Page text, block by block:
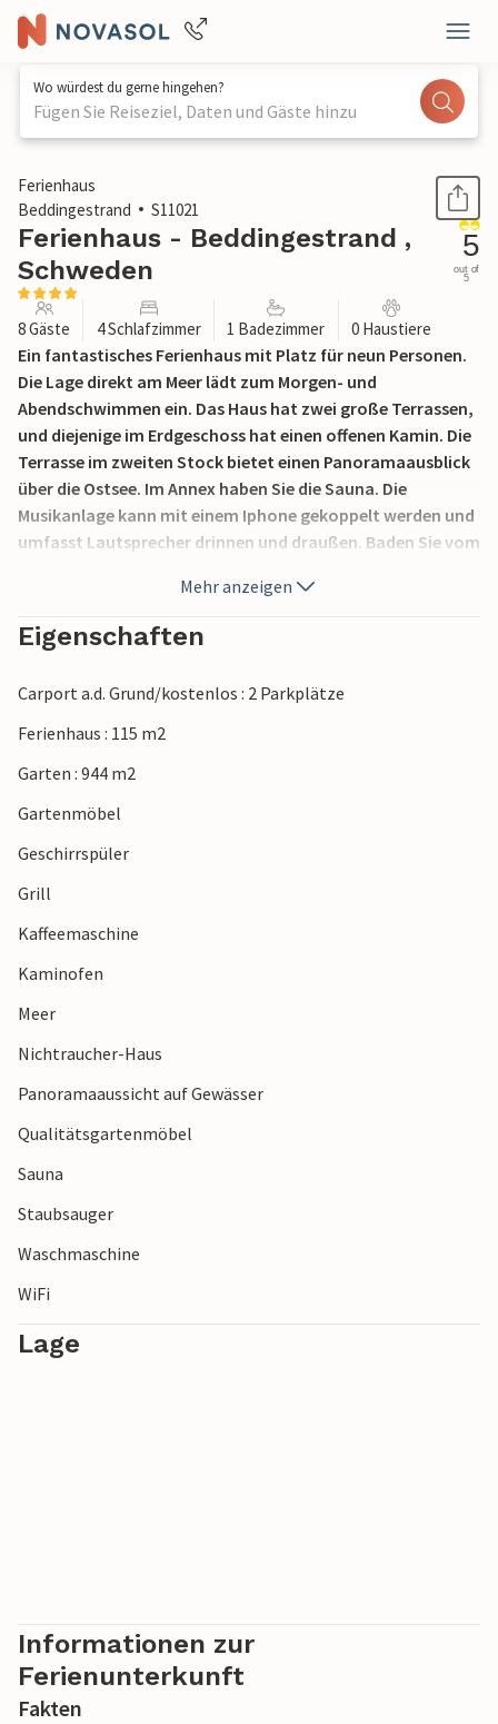
Wo würdest du gerne hingehen?
Fügen Sie Reiseziel, Daten und Gäste hinzu
1 / 17
Ferienhaus
Beddingestrand
S11021
Ferienhaus - Beddingestrand ,
Schweden
5
out of
5
8 Gäste 4 Schlafzimmer 1 Badezimmer 0 Haustiere
Ein fantastisches Ferienhaus mit Platz für neun Personen.
Die Lage direkt am Meer lädt zum Morgen- und
Abendschwimmen ein. Das Haus hat zwei große Terrassen,
und diejenige im Erdgeschoss hat einen offenen Kamin. Die
Terrasse im zweiten Stock bietet einen Panoramaausblick
über die Ostsee. Im Annex haben Sie die Sauna. Die
Musikanlage kann mit einem Iphone gekoppelt werden und
umfasst Lautsprecher drinnen und draußen. Baden Sie vom
Aktivitäten an der Südküste. Der Beddinge Golfklubb mit 18
Löchern liegt 5 Minuten entfernt. In einer Viertelstunde
erreichen Sie Ystad und Trelleborg. Fähren von hier fahren
Bornholm ab.
Mehr anzeigen
Eigenschaften
Carport a.d. Grund/kostenlos : 2 Parkplätze
Ferienhaus : 115 m2
Garten : 944 m2
Gartenmöbel
Geschirrspüler
Grill
Kaffeemaschine
Kaminofen
Meer
Nichtraucher-Haus
Panoramaaussicht auf Gewässer
Qualitätsgartenmöbel
Sauna
Staubsauger
Waschmaschine
WiFi
Lage
Informationen zur
Ferienunterkunft
Fakten